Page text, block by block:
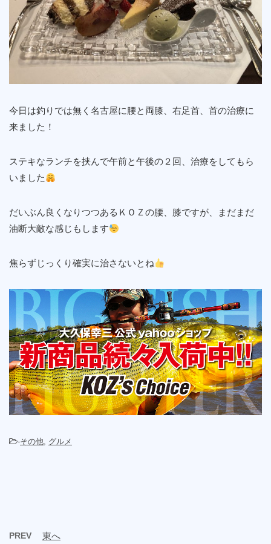
今日は釣りでは無く名古屋に腰と両膝、右足首、首の治療に
来ました！
ステキなランチを挟んで午前と午後の２回、治療をしてもら
いました
だいぶん良くなりつつあるＫＯＺの腰、膝ですが、まだまだ
油断大敵な感じもします
焦らずじっくり確実に治さないとね
-その他, グルメ
PREV 東へ